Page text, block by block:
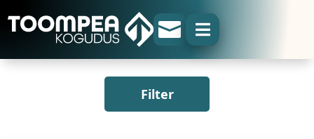
 
Filter